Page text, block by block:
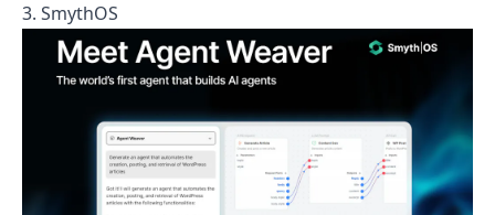
3. SmythOS